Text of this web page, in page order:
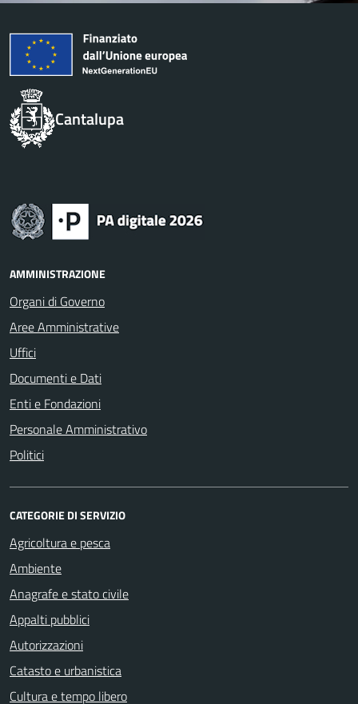
Cantalupa
AMMINISTRAZIONE
Organi di Governo
Aree Amministrative
Uffici
Documenti e Dati
Enti e Fondazioni
Personale Amministrativo
Politici
CATEGORIE DI SERVIZIO
Agricoltura e pesca
Ambiente
Anagrafe e stato civile
Appalti pubblici
Autorizzazioni
Catasto e urbanistica
Cultura e tempo libero